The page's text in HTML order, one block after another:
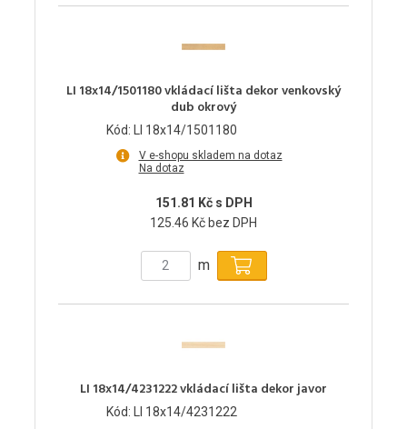
LI 18x14/1501180 vkládací lišta dekor venkovský
dub okrový
Kód: LI 18x14/1501180
V e-shopu skladem na dotaz
Na dotaz
151.81 Kč s DPH
125.46 Kč bez DPH
m
LI 18x14/4231222 vkládací lišta dekor javor
Kód: LI 18x14/4231222